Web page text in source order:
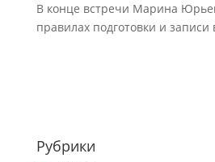
В конце встречи Марина
правилах подготовки и записи
Рубрики